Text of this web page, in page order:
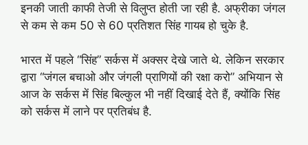
इनकी जाती काफी तेजी से विलुप्त होती जा रही है. अफ्रीका जंगल
से कम से कम 50 से 60 प्रतिशत सिंह गायब हो चुके है.
भारत में पहले “सिंह” सर्कस में अक्सर देखे जाते थे. लेकिन सरकार
द्वारा “जंगल बचाओ और जंगली प्राणियों की रक्षा करो” अभियान से
आज के सर्कस में सिंह बिल्कुल भी नहीं दिखाई देते हैं, क्योंकि सिंह
को सर्कस में लाने पर प्रतिबंध है.